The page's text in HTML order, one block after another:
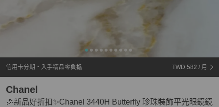
信用卡分期・入手精品零負擔 TWD 582 / 月
🎉新品好折扣✨Chanel 3440H Butterfly 珍珠裝飾平光眼鏡鏡
Chanel